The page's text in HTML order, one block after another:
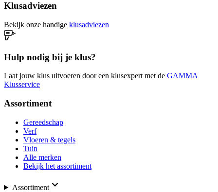
Klusadviezen
Bekijk onze handige klusadviezen
Hulp nodig bij je klus?
Laat jouw klus uitvoeren door een klusexpert met de GAMMA
Klusservice
Assortiment
Gereedschap
Verf
Vloeren & tegels
Tuin
Alle merken
Bekijk het assortiment
Assortiment